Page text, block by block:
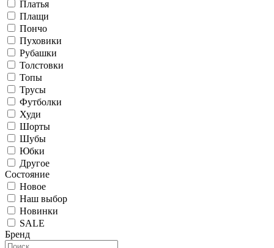
Платья
Плащи
Пончо
Пуховики
Рубашки
Толстовки
Топы
Трусы
Футболки
Худи
Шорты
Шубы
Юбки
Другое
Состояние
Новое
Наш выбор
Новинки
SALE
Бренд